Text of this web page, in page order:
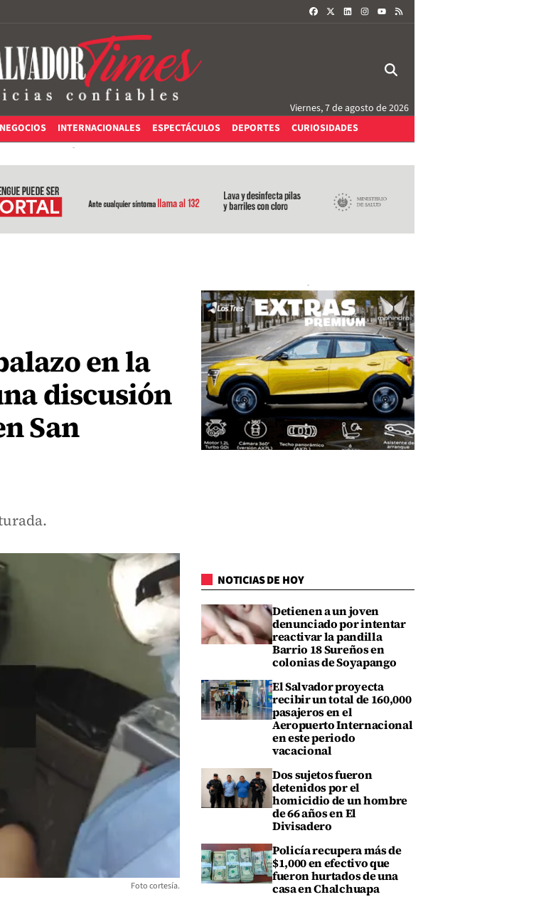
FACEBOOKLINKEDININSTAGRAM
Viernes, 7 de agosto de 2026
NEGOCIOS INTERNACIONALES ESPECTÁCULOS DEPORTES CURIOSIDADES
en la
discusión
San
Foto cortesía.
NOTICIAS DE HOY
Detienen a un joven
denunciado por intentar
reactivar la pandilla
Barrio 18 Sureños en
colonias de Soyapango
El Salvador proyecta
recibir un total de 160,000
pasajeros en el
Aeropuerto Internacional
en este periodo
vacacional
Dos sujetos fueron
detenidos por el
homicidio de un hombre
de 66 años en El
Divisadero
Policía recupera más de
$1,000 en efectivo que
fueron hurtados de una
casa en Chalchuapa